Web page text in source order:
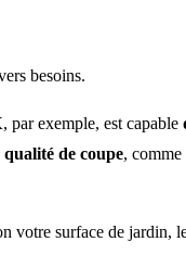
besoins.
, par exemple, est capable
de coupe,
votre surface de jardin,